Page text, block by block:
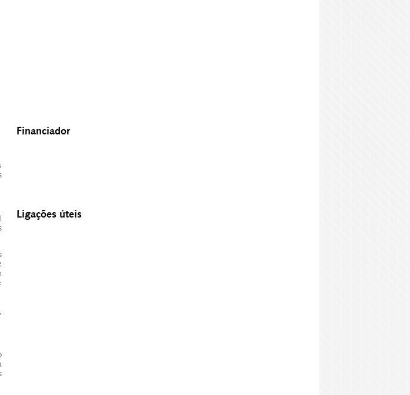
Financiador
Ligações úteis